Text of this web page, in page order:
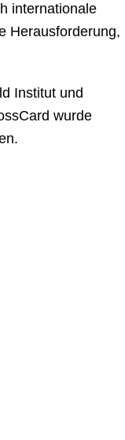
internationale
Herausforderung,
Institut und
wurde